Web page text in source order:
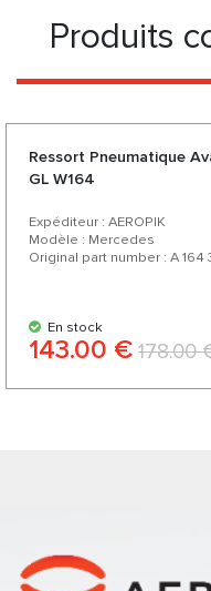
Produits
Ressort Pneumatique
GL W164
Expéditeur : AEROPIK
Modèle : Mercedes
Original part number : A 164
En stock
143.00 € 178.00